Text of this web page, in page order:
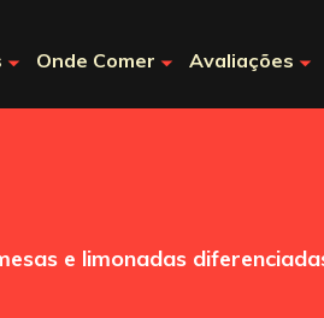
Onde Comer Avaliações
e limonadas